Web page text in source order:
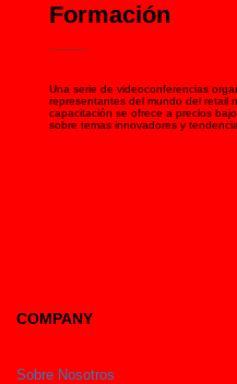
Formación
Una serie de videoconferencias
representantes del mundo del retail
capacitación se ofrece a precios
sobre temas innovadores y
COMPANY
Sobre Nosotros